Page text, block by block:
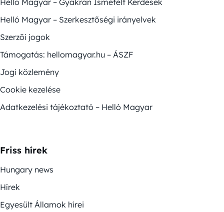
Helló Magyar – Gyakran Ismételt Kérdések
Helló Magyar – Szerkesztőségi irányelvek
Szerzői jogok
Támogatás: hellomagyar.hu – ÁSZF
Jogi közlemény
Cookie kezelése
Adatkezelési tájékoztató – Helló Magyar
Friss hírek
Hungary news
Hírek
Egyesült Államok hírei